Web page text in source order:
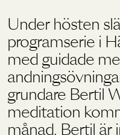
Under hösten
programserie i
med guidade
grundare Bertil
meditation
månad. Bertil är